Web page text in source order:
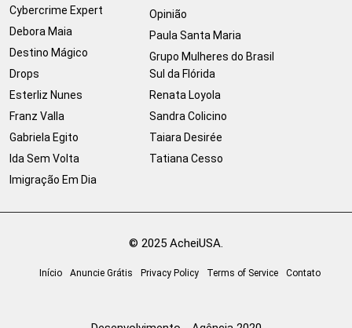
Cybercrime Expert
Debora Maia
Destino Mágico
Drops
Esterliz Nunes
Franz Valla
Gabriela Egito
Ida Sem Volta
Imigração Em Dia
Opinião
Paula Santa Maria
Grupo Mulheres do Brasil
Sul da Flórida
Renata Loyola
Sandra Colicino
Taiara Desirée
Tatiana Cesso
© 2025 AcheiUSA.
Início Anuncie Grátis Privacy Policy Terms of Service Contato